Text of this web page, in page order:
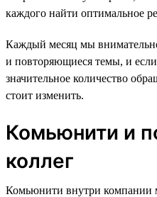
каждого найти оптимальное
Каждый месяц мы
и повторяющиеся темы, и
значительное количество
стоит изменить.
Комьюнити и
коллег
Комьюнити внутри компании